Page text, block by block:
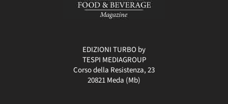
EDIZIONI TURBO by
TESPI MEDIAGROUP
Corso della Resistenza, 23
20821 Meda (Mb)